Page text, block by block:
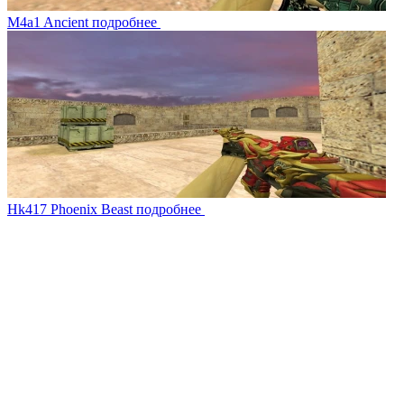
M4a1 Ancient подробнее
Hk417 Phoenix Beast подробнее